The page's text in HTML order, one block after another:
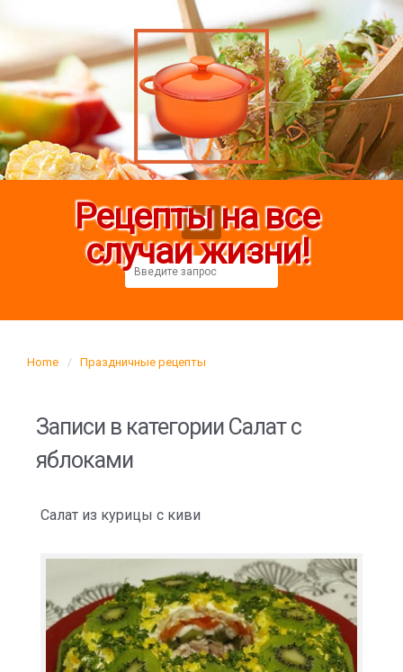
Рецепты на все
случаи жизни!
Home Праздничные рецепты
Записи в категории Салат с
яблоками
Салат из курицы с киви